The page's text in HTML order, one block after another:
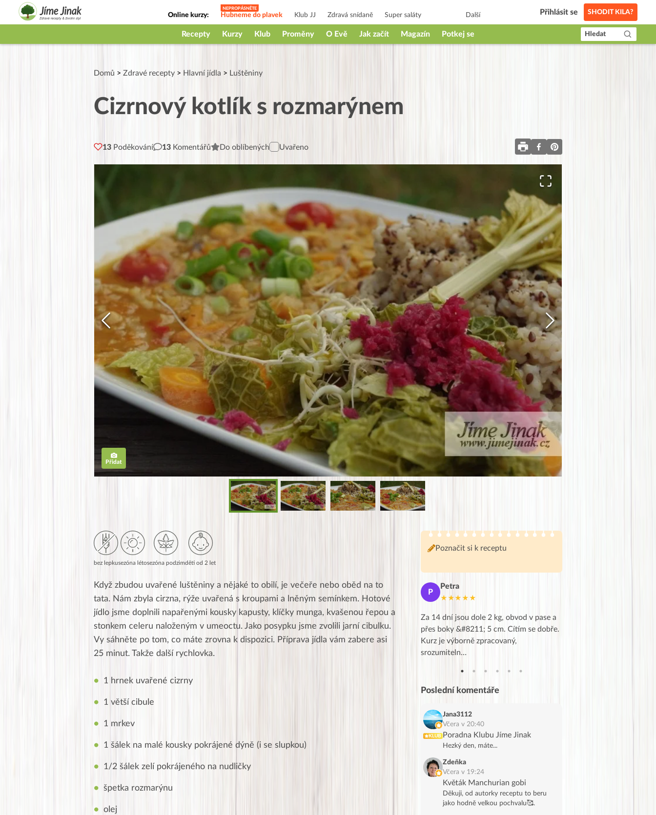
Online kurzy: Hubneme do plavek Klub JJ Zdravá snídaně Super saláty
Jak na babičky
Další Přihlásit se SHODIT KILA?
Recepty Kurzy Klub Proměny O Evě Jak začít Magazín Potkej se Hledat
Domů > Zdravé recepty > Hlavní jídla > Luštěniny
Cizrnový kotlík s rozmarýnem
13 Poděkování 13 Komentářů Do oblíbených Uvařeno
Přidat
bez lepkusezóna létosezóna podzimděti od 2 let
Když zbudou uvařené luštěniny a nějaké to obilí, je večeře nebo oběd na to
tata. Nám zbyla cirzna, rýže uvařená s kroupami a lněným semínkem. Hotové
jídlo jsme doplnili napařenými kousky kapusty, klíčky munga, kvašenou řepou a
stonkem celeru naloženým v umeoctu. Jako posypku jsme zvolili jarní cibulku.
Vy sáhněte po tom, co máte zrovna k dispozici. Příprava jídla vám zabere asi
25 minut. Takže další rychlovka.
1 hrnek uvařené cizrny
1 větší cibule
1 mrkev
1 šálek na malé kousky pokrájené dýně (i se slupkou)
1/2 šálek zelí pokrájeného na nudličky
špetka rozmarýnu
olej
Poznačit si k receptu
Jana
★★★★★
Moc Vám všem děkuji za krásný pátek,
obzvlášť velké poděkování, obdiv a
uznání pro hlavní dvojici Peťa a Gábi!! 👏
P
Petra
★★★★★
Za 14 dní jsou dole 2 kg, obvod v pase a
přes boky &#8211; 5 cm. Cítím se dobře.
Kurz je výborně zpracovaný,
srozumiteln…
Poslední komentáře
KLUB
Jana3112
Včera v 20:40
Poradna Klubu Jíme Jinak
Hezký den, máte...
Zdeňka
Včera v 19:24
Květák Manchurian gobi
Děkuji, od autorky receptu to beru
jako hodně velkou pochvalu🥰.